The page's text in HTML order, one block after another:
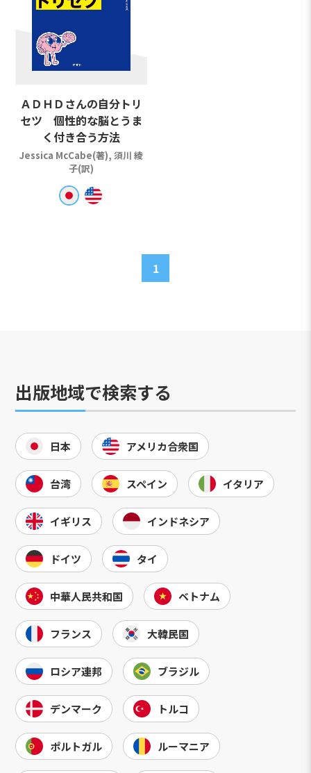
ＡＤＨＤさんの自分トリ
セツ 個性的な脳とうま
く付き合う方法
Jessica McCabe(著), 須川 綾
子(訳)
1
出版地域で検索する
日本 アメリカ合衆国
台湾 スペイン イタリア
イギリス インドネシア
ドイツ タイ
中華人民共和国 ベトナム
フランス 大韓民国
ロシア連邦 ブラジル
デンマーク トルコ
ポルトガル ルーマニア